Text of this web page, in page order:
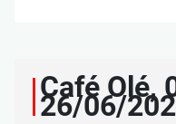
Café Olé,
26/06/